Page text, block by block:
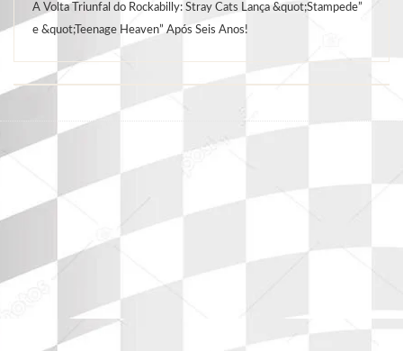
A Volta Triunfal do Rockabilly: Stray Cats Lança &quot;Stampede”
e &quot;Teenage Heaven” Após Seis Anos!